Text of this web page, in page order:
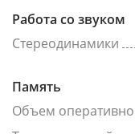
Работа со звуком
Стереодинамики
Память
Объем